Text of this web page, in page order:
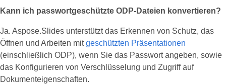
Kann ich passwortgeschützte ODP‑Dateien konvertieren?
Ja. Aspose.Slides unterstützt das Erkennen von Schutz, das
Öffnen und Arbeiten mitgeschützten Präsentationen
(einschließlich ODP), wenn Sie das Passwort angeben, sowie
das Konfigurieren von Verschlüsselung und Zugriff auf
Dokumenteigenschaften.